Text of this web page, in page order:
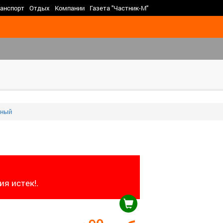
Отдых Компании Газета "Частник-М"
>
истек!.